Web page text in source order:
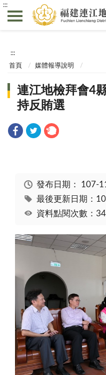
:::
:::
首頁 媒體報導說明
連江地檢拜會4
持反賄選
發布日期： 107-
最後更新日期：
資料點閱次數：